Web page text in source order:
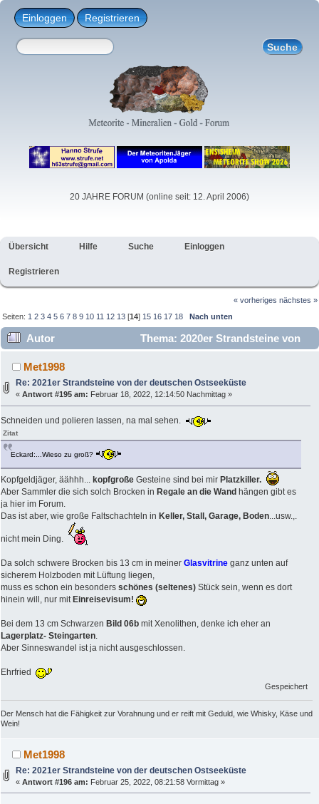
Einloggen Registrieren
20 JAHRE FORUM (online seit: 12. April 2006)
Übersicht Hilfe Suche Einloggen
Registrieren
« vorheriges nächstes »
Seiten: 1 2 3 4 5 6 7 8 9 10 11 12 13 [14] 15 16 17 18 Nach unten
Autor
Thema: 2020er Strandsteine von
der deutschen Ostseeküste (Gelesen 111030 mal)
Met1998
Re: 2021er Strandsteine von der deutschen Ostseeküste
«Antwort #195 am: Februar 18, 2022, 12:14:50 Nachmittag »
Schneiden und polieren lassen, na mal sehen.
Zitat
Eckard:...Wieso zu groß?
Kopfgeldjäger, äähhh... kopfgroße Gesteine sind bei mir Platzkiller.
Aber Sammler die sich solch Brocken in Regale an die Wand hängen gibt es
ja hier im Forum.
Das ist aber, wie große Faltschachteln in Keller, Stall, Garage, Boden...usw.,.
nicht mein Ding.
Da solch schwere Brocken bis 13 cm in meiner Glasvitrine ganz unten auf
sicherem Holzboden mit Lüftung liegen,
muss es schon ein besonders schönes (seltenes) Stück sein, wenn es dort
hinein will, nur mit Einreisevisum!
Bei dem 13 cm Schwarzen Bild 06b mit Xenolithen, denke ich eher an
Lagerplatz- Steingarten.
Aber Sinneswandel ist ja nicht ausgeschlossen.
Ehrfried
Gespeichert
Der Mensch hat die Fähigkeit zur Vorahnung und er reift mit Geduld, wie Whisky, Käse und
Wein!
Met1998
Re: 2021er Strandsteine von der deutschen Ostseeküste
«Antwort #196 am: Februar 25, 2022, 08:21:58 Vormittag »